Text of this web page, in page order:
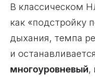
В классическом
как «подстройку
дыхания, темпа
и
многоуровневый,